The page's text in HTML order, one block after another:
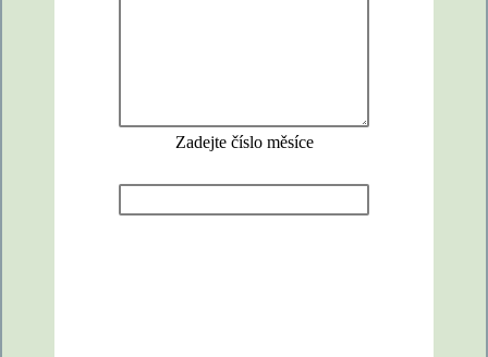
Zadejte číslo měsíce